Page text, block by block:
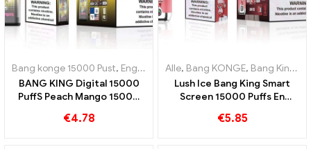
Bang konge 15000 Pust, Engangs e-cigaretter Sverige ,Engangs
BANG KING Digital 15000
PuffS Peach Mango 15000
til tropisk sjov
€4.78
Alle, Bang KONGE, Bang King Smart skærm 15000 Puff
Lush Ice Bang King Smart
Screen 15000 Puffs En
blanding af vandmelon og
€5.85